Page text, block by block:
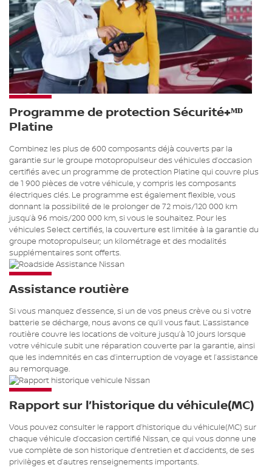
Programme de protection Sécurité+ᴹᴰ
Platine
Combinez les plus de 600 composants déjà couverts par la
garantie sur le groupe motopropulseur des véhicules d’occasion
certifiés avec un programme de protection Platine qui couvre plus
de 1 900 pièces de votre véhicule, y compris les composants
électriques clés. Le programme est également flexible, vous
donnant la possibilité de le prolonger de 72 mois/120 000 km
jusqu’à 96 mois/200 000 km, si vous le souhaitez. Pour les
véhicules Select certifiés, la couverture est limitée à la garantie du
groupe motopropulseur; un kilométrage et des modalités
supplémentaires sont offerts.
Assistance routière
Si vous manquez d’essence, si un de vos pneus crève ou si votre
batterie se décharge, nous avons ce qu’il vous faut. L’assistance
routière couvre les locations de voiture jusqu’à 10 jours lorsque
votre véhicule subit une réparation couverte par la garantie, ainsi
que les indemnités en cas d’interruption de voyage et l’assistance
au remorquage.
Rapport sur l’historique du véhicule(MC)
Vous pouvez consulter le rapport d’historique du véhicule(MC) sur
chaque véhicule d’occasion certifié Nissan, ce qui vous donne une
vue complète de son historique d’entretien et d’accidents, de ses
privilèges et d’autres renseignements importants.